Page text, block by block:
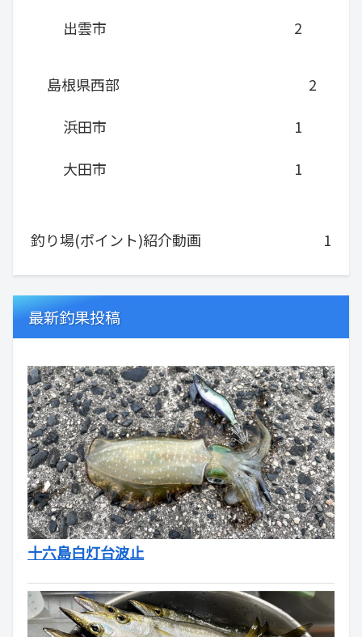
出雲市
2
島根県西部
2
浜田市
1
大田市
1
釣り場(ポイント)紹介動画 1
最新釣果投稿
十六島白灯台波止